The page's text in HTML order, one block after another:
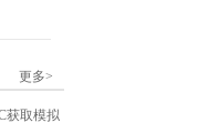
更多>
获取模拟